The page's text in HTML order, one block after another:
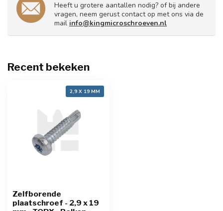
Heeft u grotere aantallen nodig? of bij andere
vragen, neem gerust contact op met ons via de
mail info@kingmicroschroeven.nl
Recent bekeken
2,9 X 19 MM
Zelfborende
plaatschroef - 2,9 x 19